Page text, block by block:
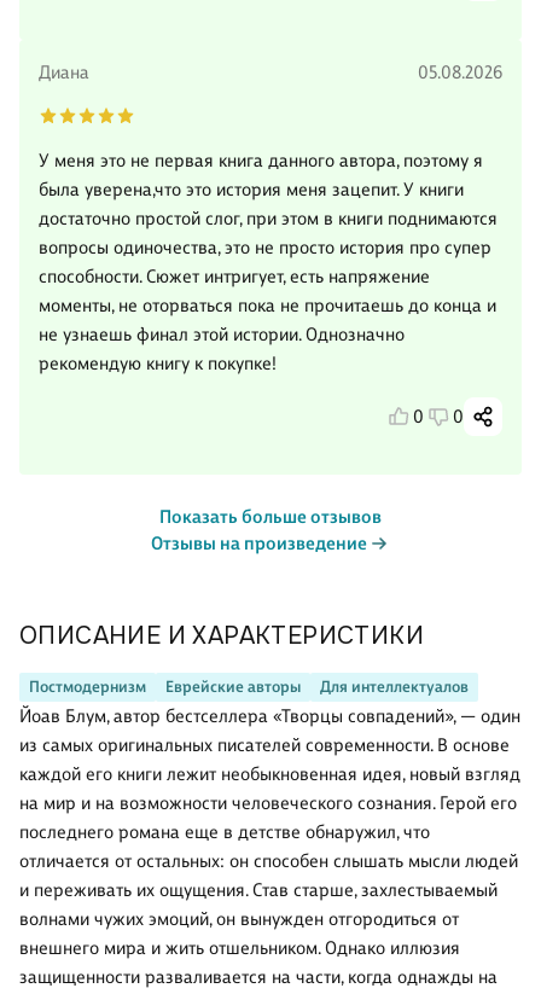
ОПИСАНИЕ И ХАРАКТЕРИСТИКИ
Постмодернизм Еврейские авторы Для интеллектуалов
Йоав Блум, автор бестселлера «Творцы совпадений», — один
из самых оригинальных писателей современности. В основе
каждой его книги лежит необыкновенная идея, новый взгляд
на мир и на возможности человеческого сознания. Герой его
последнего романа еще в детстве обнаружил, что
отличается от остальных: он способен слышать мысли людей
и переживать их ощущения. Став старше, захлестываемый
волнами чужих эмоций, он вынужден отгородиться от
внешнего мира и жить отшельником. Однако иллюзия
защищенности разваливается на части, когда однажды на
Диана 05.08.2026
У меня это не первая книга данного автора, поэтому я
была уверена,что это история меня зацепит. У книги
достаточно простой слог, при этом в книги поднимаются
вопросы одиночества, это не просто история про супер
способности. Сюжет интригует, есть напряжение
моменты, не оторваться пока не прочитаешь до конца и
не узнаешь финал этой истории. Однозначно
рекомендую книгу к покупке!
0 0
Показать больше отзывов
Отзывы на произведение